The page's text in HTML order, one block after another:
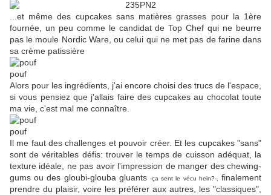
...et même des cupcakes sans matières grasses pour la 1ère
fournée, un peu comme le candidat de Top Chef qui ne beurre
pas le moule Nordic Ware, ou celui qui ne met pas de farine dans
sa crème patissière
Alors pour les ingrédients, j'ai encore choisi des trucs de l'espace,
si vous pensiez que j'allais faire des cupcakes au chocolat toute
ma vie, c'est mal me connaître.
Il me faut des challenges et pouvoir créer. Et les cupcakes "sans"
sont de véritables défis: trouver le temps de cuisson adéquat, la
texture idéale, ne pas avoir l'impression de manger des chewing-
gums ou des gloubi-glouba gluants -ça sent le vécu hein?-,
finalement
prendre du plaisir, voire les préférer aux autres, les "classiques",